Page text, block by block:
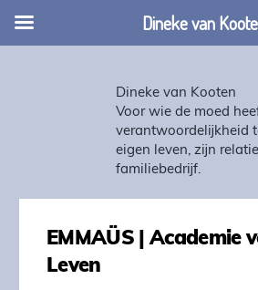
Dineke van Kooten
Voor wie de moed
verantwoordelijkheid
eigen leven, zijn
familiebedrijf.
EMMAÜS | Academie
Leven
Dineke van